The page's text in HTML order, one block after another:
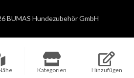
BUMAS Hundezubehör GmbH
Kategorien Hinzufügen